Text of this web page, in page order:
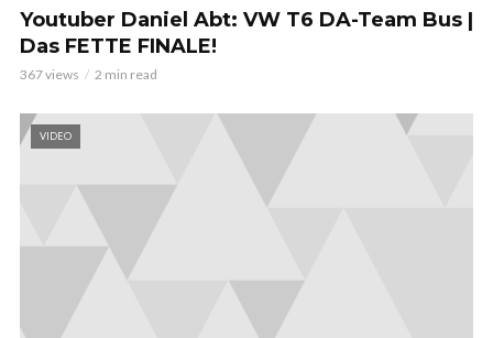
Youtuber Daniel Abt: VW T6 DA-Team Bus |
Das FETTE FINALE!
367 views 2 min read
VIDEO